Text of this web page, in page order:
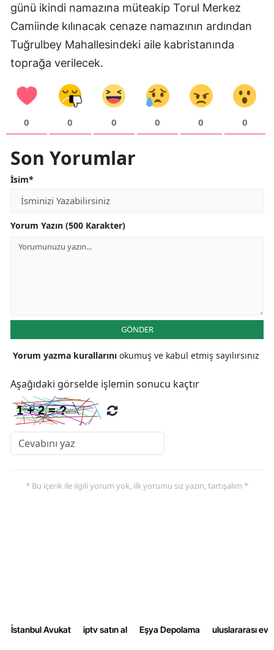
Kocaeli
Kütahya
Malatya
Ordu
günü ikindi namazına müteakip Torul Merkez
Camiinde kılınacak cenaze namazının ardından
Tuğrulbey Mahallesindeki aile kabristanında
toprağa verilecek.
0 0 0 0 0 0
Son Yorumlar
İsim*
Yorum Yazın (500 Karakter)
GÖNDER
Yorum yazma kurallarını okumuş ve kabul etmiş sayılırsınız
Aşağıdaki görselde işlemin sonucu kaçtır
* Bu içerik ile ilgili yorum yok, ilk yorumu siz yazın, tartışalım *
İstanbul Avukat iptv satın al Eşya Depolama uluslararası